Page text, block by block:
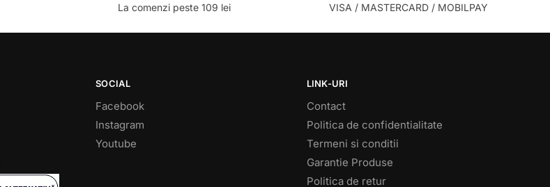
La comenzi peste 109 lei VISA / MASTERCARD / MOBILPAY
SOCIAL
Facebook
Instagram
Youtube
LINK-URI
Contact
Politica de confidentialitate
Termeni si conditii
Garantie Produse
Politica de retur